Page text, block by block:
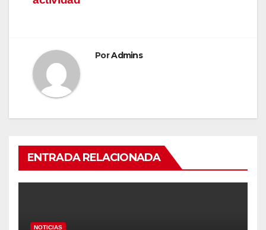
PorAdmins
ENTRADA RELACIONADA
NOTICIAS